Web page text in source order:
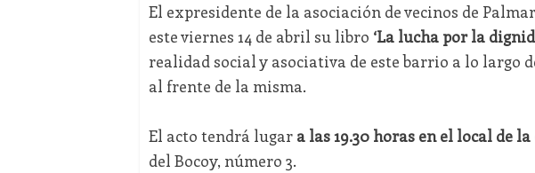
El expresidente de la asociación de vecinos de
este viernes 14 de abril su libro ‘La lucha por la
realidad social y asociativa de este barrio a lo largo
al frente de la misma.
El acto tendrá lugar a las 19.30 horas en el local de
del Bocoy, número 3.